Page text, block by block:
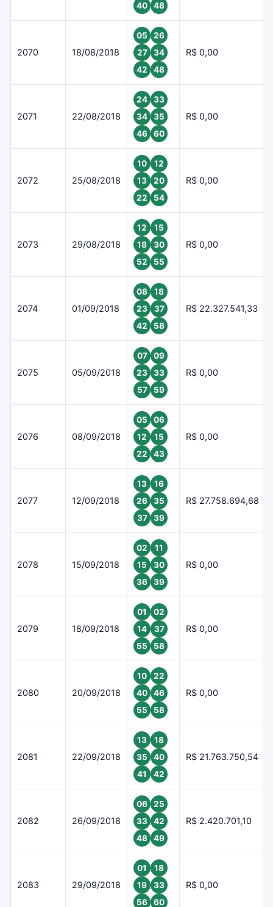
40
48
2070 18/08/2018
05
26
27
34
42
48
R$ 0,00
2071 22/08/2018
24
33
34
35
46
60
R$ 0,00
2072 25/08/2018
10
12
13
20
22
54
R$ 0,00
2073 29/08/2018
12
15
18
30
52
55
R$ 0,00
2074 01/09/2018
08
18
23
37
42
58
R$ 22.327.541,33
2075 05/09/2018
07
09
23
33
57
59
R$ 0,00
2076 08/09/2018
05
06
12
15
22
43
R$ 0,00
2077 12/09/2018
13
16
26
35
37
39
R$ 27.758.694,68
2078 15/09/2018
02
11
15
30
36
39
R$ 0,00
2079 18/09/2018
01
02
14
37
55
58
R$ 0,00
2080 20/09/2018
10
22
40
46
55
58
R$ 0,00
2081 22/09/2018
13
18
35
40
41
42
R$ 21.763.750,54
2082 26/09/2018
06
25
33
42
48
49
R$ 2.420.701,10
2083 29/09/2018
01
18
19
33
56
60
R$ 0,00